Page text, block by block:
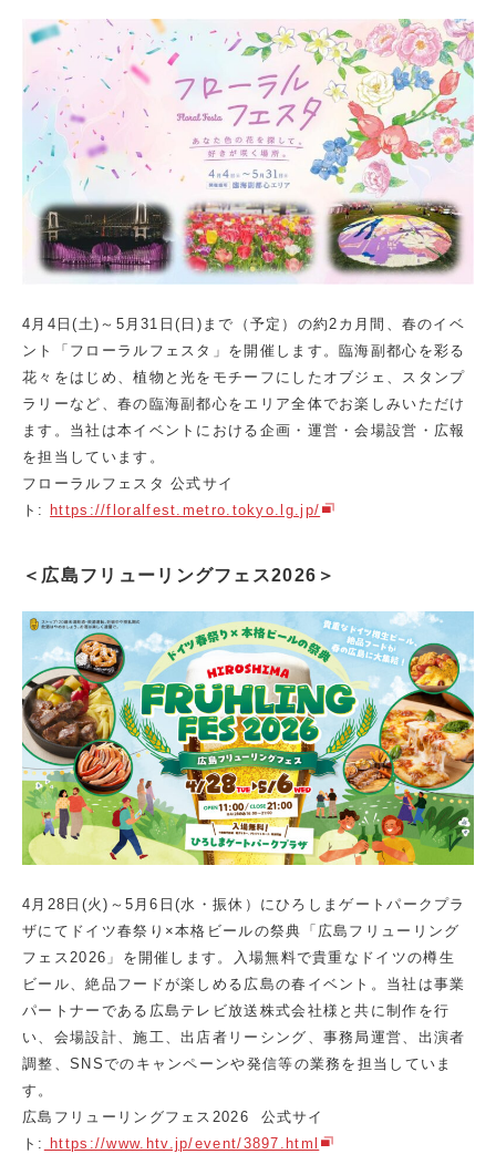
4月4日(土)～5月31日(日)まで（予定）の約2カ月間、春のイベ
ント「フローラルフェスタ」を開催します。臨海副都心を彩る
花々をはじめ、植物と光をモチーフにしたオブジェ、スタンプ
ラリーなど、春の臨海副都心をエリア全体でお楽しみいただけ
ます。当社は本イベントにおける企画・運営・会場設営・広報
を担当しています。
フローラルフェスタ 公式サイ
ト:
https://floralfest.metro.tokyo.lg.jp/
＜広島フリューリングフェス2026＞
4月28日(火)～5月6日(水・振休）にひろしまゲートパークプラ
ザにてドイツ春祭り×本格ビールの祭典「広島フリューリング
フェス2026」を開催します。入場無料で貴重なドイツの樽生
ビール、絶品フードが楽しめる広島の春イベント。当社は事業
パートナーである広島テレビ放送株式会社様と共に制作を行
い、会場設計、施工、出店者リーシング、事務局運営、出演者
調整、SNSでのキャンペーンや発信等の業務を担当していま
す。
広島フリューリングフェス2026 公式サイ
ト:
https://www.htv.jp/event/3897.html